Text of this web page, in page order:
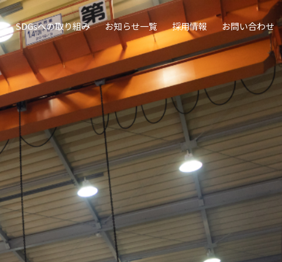
SDGsへの取り組み お知らせ一覧 採用情報 お問い合わせ